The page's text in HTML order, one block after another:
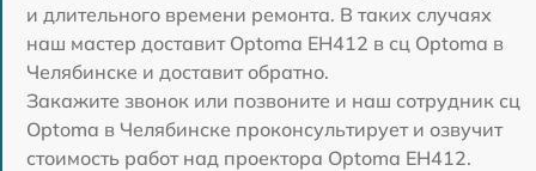
и длительного времени ремонта. В таких случаях
наш мастер доставит Optoma EH412 в сц Optoma в
Челябинске и доставит обратно.
Закажите звонок или позвоните и наш сотрудник сц
Optoma в Челябинске проконсультирует и озвучит
стоимость работ над проектора Optoma EH412.